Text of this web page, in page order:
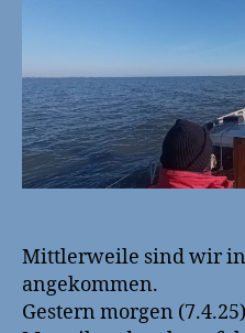
Mittlerweile sind wir in
angekommen.
Gestern morgen